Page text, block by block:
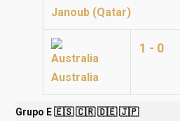
Janoub (Qatar)
Australia
1 - 0
Grupo E 🇪🇸 🇨🇷 🇩🇪 🇯🇵